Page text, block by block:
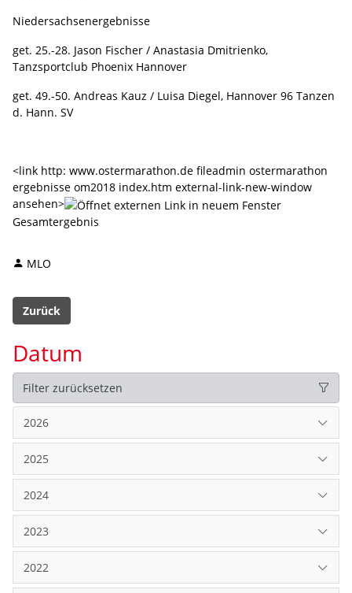
Niedersachsenergebnisse
get. 25.-28. Jason Fischer / Anastasia Dmitrienko,
Tanzsportclub Phoenix Hannover
get. 49.-50. Andreas Kauz / Luisa Diegel, Hannover 96 Tanzen
d. Hann. SV
<link http: www.ostermarathon.de fileadmin ostermarathon
ergebnisse om2018 index.htm external-link-new-window
ansehen>
Gesamtergebnis
MLO
Zurück
Datum
Filter zurücksetzen
2026
2025
2024
2023
2022